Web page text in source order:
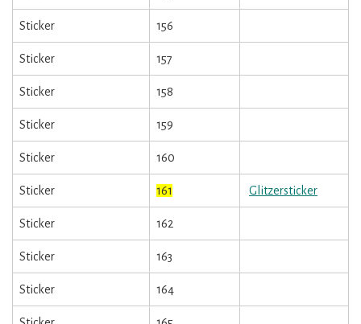
Sticker 156
Sticker 157
Sticker 158
Sticker 159
Sticker 160
Sticker 161 Glitzersticker
Sticker 162
Sticker 163
Sticker 164